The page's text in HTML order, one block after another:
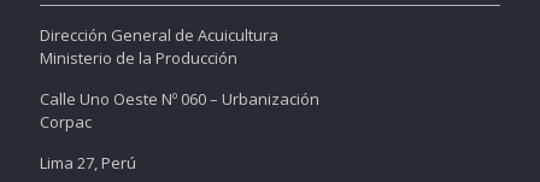
Dirección General de Acuicultura
Ministerio de la Producción
Calle Uno Oeste Nº 060 – Urbanización
Corpac
Lima 27, Perú